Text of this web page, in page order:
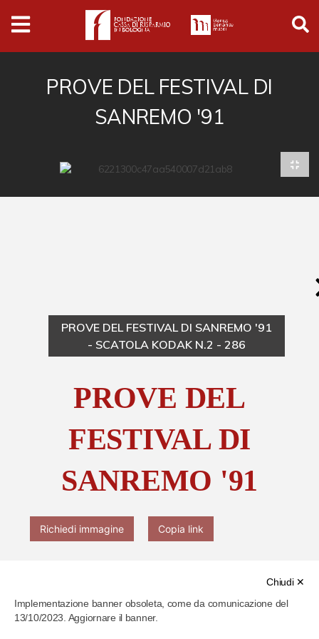
Archivio
Ferrari
Archivio Digitale
Arte e cultura
Musica cinema e spettacolo
Chi è Paolo Ferrari
PROVE DEL FESTIVAL DI
SANREMO '91
PROVE DEL FESTIVAL DI SANREMO '91
- SCATOLA KODAK N.2 - 286
PROVE DEL
FESTIVAL DI
SANREMO '91
Richiedi immagine Copia link
Cod. identificativo
Chiudi ✕
Implementazione banner obsoleta, come da comunicazione del
13/10/2023. Aggiornare il banner.